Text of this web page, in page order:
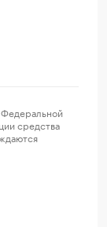
средства